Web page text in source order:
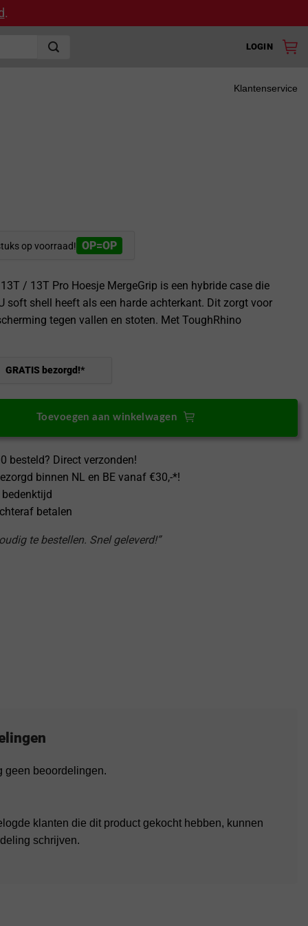
.
LOGIN
Klantenservice
op voorraad! OP=OP
/ 13T Pro Hoesje MergeGrip is een hybride case die
soft shell heeft als een harde achterkant. Dit zorgt voor
tegen vallen en stoten. Met ToughRhino
GRATIS bezorgd!*
Toevoegen aan winkelwagen
besteld? Direct verzonden!
binnen NL en BE vanaf €30,-*!
betalen
te bestellen. Snel geleverd!”
geen beoordelingen.
klanten die dit product gekocht hebben, kunnen
schrijven.